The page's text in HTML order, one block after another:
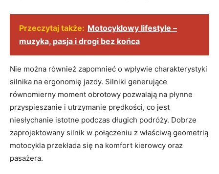
Przeczytaj także: Motocyklowy lifestyle –
muzyka, pasja i drogi bez końca
Nie można również zapomnieć o wpływie charakterystyki
silnika na ergonomię jazdy. Silniki generujące
równomierny moment obrotowy pozwalają na płynne
przyspieszanie i utrzymanie prędkości, co jest
niesłychanie istotne podczas długich podróży. Dobrze
zaprojektowany silnik w połączeniu z właściwą geometrią
motocykla przekłada się na komfort kierowcy oraz
pasażera.